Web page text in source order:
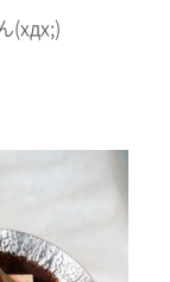
(xдx;)